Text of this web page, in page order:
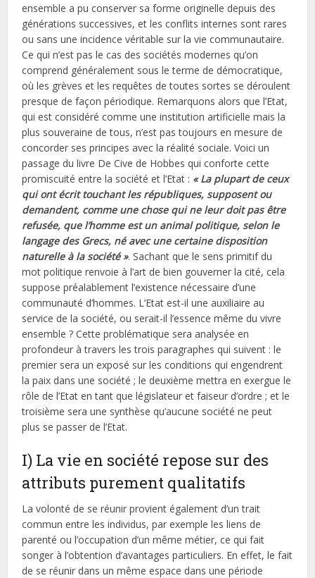
ensemble a pu conserver sa forme originelle depuis des
générations successives, et les conflits internes sont rares
ou sans une incidence véritable sur la vie communautaire.
Ce qui n’est pas le cas des sociétés modernes qu’on
comprend généralement sous le terme de démocratique,
où les grèves et les requêtes de toutes sortes se déroulent
presque de façon périodique. Remarquons alors que l’Etat,
qui est considéré comme une institution artificielle mais la
plus souveraine de tous, n’est pas toujours en mesure de
concorder ses principes avec la réalité sociale. Voici un
passage du livre De Cive de Hobbes qui conforte cette
promiscuité entre la société et l’Etat : « La plupart de ceux
qui ont écrit touchant les républiques, supposent ou
demandent, comme une chose qui ne leur doit pas être
refusée, que l’homme est un animal politique, selon le
langage des Grecs, né avec une certaine disposition
naturelle à la société ». Sachant que le sens primitif du
mot politique renvoie à l’art de bien gouverner la cité, cela
suppose préalablement l’existence nécessaire d’une
communauté d’hommes. L’Etat est-il une auxiliaire au
service de la société, ou serait-il l’essence même du vivre
ensemble ? Cette problématique sera analysée en
profondeur à travers les trois paragraphes qui suivent : le
premier sera un exposé sur les conditions qui engendrent
la paix dans une société ; le deuxième mettra en exergue le
rôle de l’Etat en tant que législateur et faiseur d’ordre ; et le
troisième sera une synthèse qu’aucune société ne peut
plus se passer de l’Etat.
I) La vie en société repose sur des
attributs purement qualitatifs
La volonté de se réunir provient également d’un trait
commun entre les individus, par exemple les liens de
parenté ou l’occupation d’un même métier, ce qui fait
songer à l’obtention d’avantages particuliers. En effet, le fait
de se réunir dans un même espace dans une période